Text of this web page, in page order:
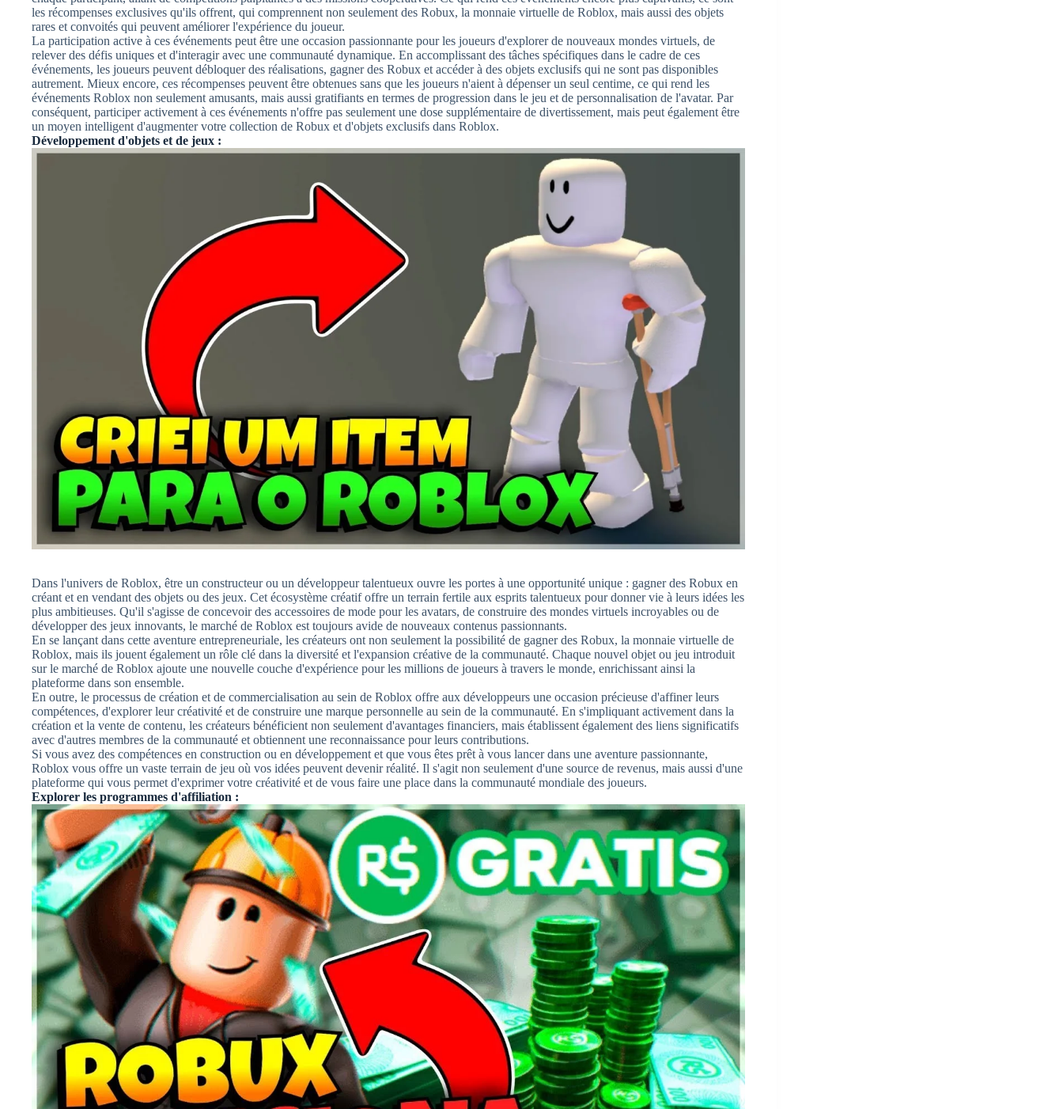
les récompenses exclusives qu'ils offrent, qui comprennent non seulement des Robux, la monnaie virtuelle de Roblox, mais aussi des objets
rares et convoités qui peuvent améliorer l'expérience du joueur.
La participation active à ces événements peut être une occasion passionnante pour les joueurs d'explorer de nouveaux mondes virtuels, de
relever des défis uniques et d'interagir avec une communauté dynamique. En accomplissant des tâches spécifiques dans le cadre de ces
événements, les joueurs peuvent débloquer des réalisations, gagner des Robux et accéder à des objets exclusifs qui ne sont pas disponibles
autrement. Mieux encore, ces récompenses peuvent être obtenues sans que les joueurs n'aient à dépenser un seul centime, ce qui rend les
événements Roblox non seulement amusants, mais aussi gratifiants en termes de progression dans le jeu et de personnalisation de l'avatar. Par
conséquent, participer activement à ces événements n'offre pas seulement une dose supplémentaire de divertissement, mais peut également être
un moyen intelligent d'augmenter votre collection de Robux et d'objets exclusifs dans Roblox.
Développement d'objets et de jeux :
Dans l'univers de Roblox, être un constructeur ou un développeur talentueux ouvre les portes à une opportunité unique : gagner des Robux en
créant et en vendant des objets ou des jeux. Cet écosystème créatif offre un terrain fertile aux esprits talentueux pour donner vie à leurs idées les
plus ambitieuses. Qu'il s'agisse de concevoir des accessoires de mode pour les avatars, de construire des mondes virtuels incroyables ou de
développer des jeux innovants, le marché de Roblox est toujours avide de nouveaux contenus passionnants.
En se lançant dans cette aventure entrepreneuriale, les créateurs ont non seulement la possibilité de gagner des Robux, la monnaie virtuelle de
Roblox, mais ils jouent également un rôle clé dans la diversité et l'expansion créative de la communauté. Chaque nouvel objet ou jeu introduit
sur le marché de Roblox ajoute une nouvelle couche d'expérience pour les millions de joueurs à travers le monde, enrichissant ainsi la
plateforme dans son ensemble.
En outre, le processus de création et de commercialisation au sein de Roblox offre aux développeurs une occasion précieuse d'affiner leurs
compétences, d'explorer leur créativité et de construire une marque personnelle au sein de la communauté. En s'impliquant activement dans la
création et la vente de contenu, les créateurs bénéficient non seulement d'avantages financiers, mais établissent également des liens significatifs
avec d'autres membres de la communauté et obtiennent une reconnaissance pour leurs contributions.
Si vous avez des compétences en construction ou en développement et que vous êtes prêt à vous lancer dans une aventure passionnante,
Roblox vous offre un vaste terrain de jeu où vos idées peuvent devenir réalité. Il s'agit non seulement d'une source de revenus, mais aussi d'une
plateforme qui vous permet d'exprimer votre créativité et de vous faire une place dans la communauté mondiale des joueurs.
Explorer les programmes d'affiliation :